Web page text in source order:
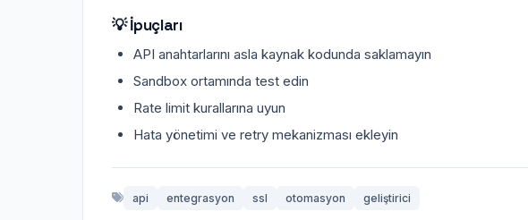
💡 İpuçları
API anahtarlarını asla kaynak kodunda saklamayın
Sandbox ortamında test edin
Rate limit kurallarına uyun
Hata yönetimi ve retry mekanizması ekleyin
api entegrasyon ssl otomasyon geliştirici